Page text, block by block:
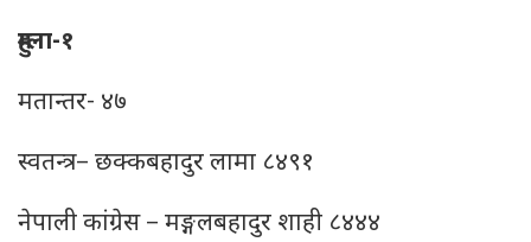
हुम्ला-१
मतान्तर- ४७
स्वतन्त्र– छक्कबहादुर लामा ८४९१
नेपाली कांग्रेस – मङ्गलबहादुर शाही ८४४४